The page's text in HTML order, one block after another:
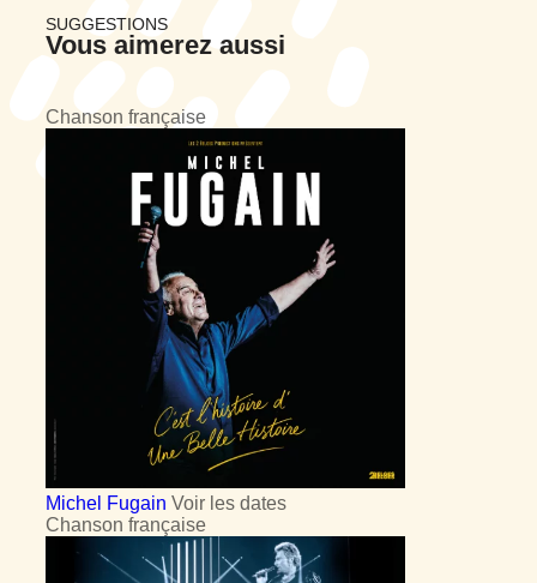
SUGGESTIONS
Vous aimerez aussi
Chanson française
Michel Fugain Voir les dates
Chanson française